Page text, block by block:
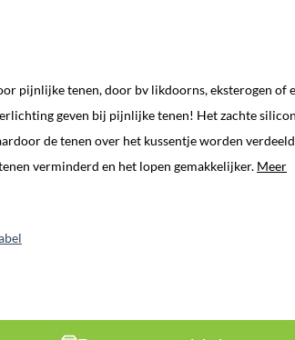
pijnlijke tenen, door bv likdoorns, eksterogen of
geven bij pijnlijke tenen! Het zachte
de tenen over het kussentje worden
verminderd en het lopen gemakkelijker. Meer